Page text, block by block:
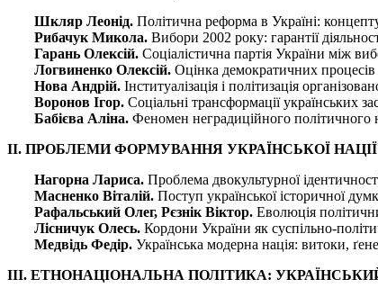
Шкляр Леонід. Політична реформа в Україні:
Рибачук Микола. Вибори 2002 року: гарантії
Гарань Олексій. Соціалістична партія України між
Логвиненко Олексій. Оцінка демократичних процесів
Нова Андрій. Інституалізація і політизація
Воронов Ігор. Соціальні трансформації українських
Бабієва Аліна. Феномен неградиційного політичного
II. ПРОБЛЕМИ ФОРМУВАННЯ УКРАЇНСЬКОЇ
Нагорна Лариса. Проблема двокультурної
Масненко Віталій. Поступ української історичної
Рафальський Олег, Рєзнік Віктор. Еволюція
Лісничук Олесь. Кордони України як суспільно-
Медвідь Федір. Українська модерна нація: витоки,
III. ЕТНОНАЦІОНАЛЬНА ПОЛІТИКА: